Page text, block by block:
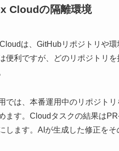
Cloudの隔離環境
は、GitHubリポジトリや
便利ですが、どのリポジトリ
では、本番運用中のリポジト
ます。Cloudタスクの結果は
します。AIが生成した修正を